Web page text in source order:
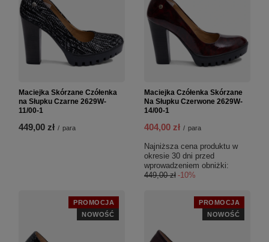
Maciejka Skórzane Czółenka
na Słupku Czarne 2629W-
11/00-1
449,00 zł / para
Maciejka Czółenka Skórzane
Na Słupku Czerwone 2629W-
14/00-1
404,00 zł / para
Najniższa cena produktu w
okresie 30 dni przed
wprowadzeniem obniżki:
449,00 zł -10%
PROMOCJA
NOWOŚĆ
PROMOCJA
NOWOŚĆ